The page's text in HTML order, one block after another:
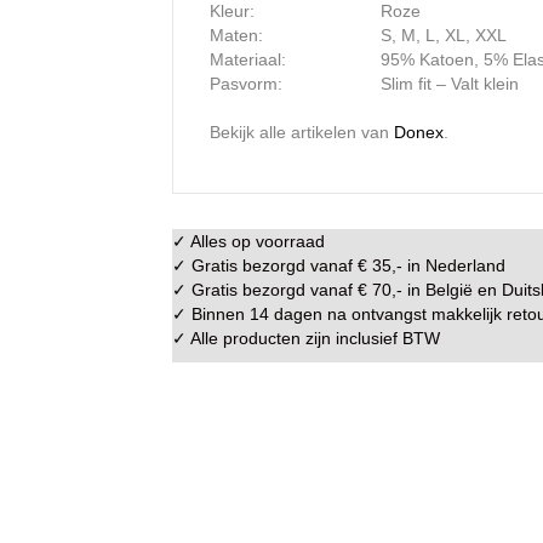
Kleur:
Roze
Maten:
S, M, L, XL, XXL
Materiaal:
95% Katoen, 5%
Pasvorm:
Slim fit – Valt klein
Bekijk alle artikelen van Donex.
✓ Alles op voorraad
✓ Gratis bezorgd vanaf € 35,- in Nederland
✓ Gratis bezorgd vanaf € 70,- in België en
✓ Binnen 14 dagen na ontvangst makkelijk
✓ Alle producten zijn inclusief BTW